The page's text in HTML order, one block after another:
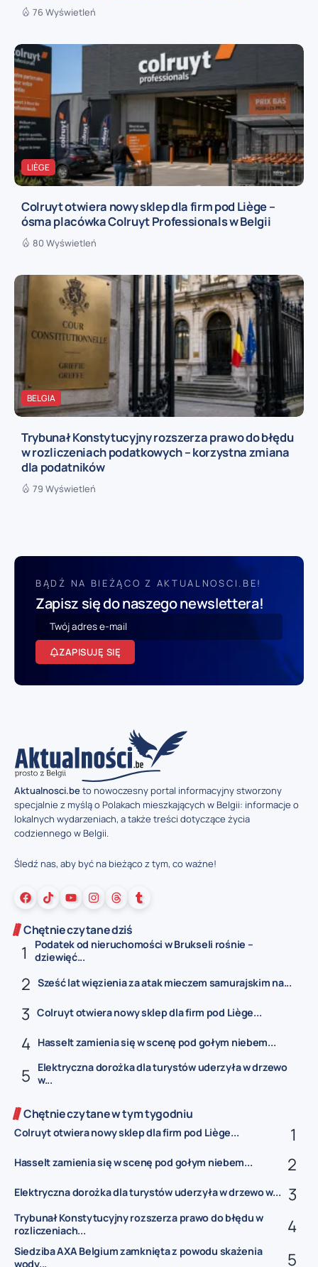
76 Wyświetleń
LIÈGE
Colruyt otwiera nowy sklep dla firm pod Liège –
ósma placówka Colruyt Professionals w Belgii
80 Wyświetleń
BELGIA
Trybunał Konstytucyjny rozszerza prawo do błędu
w rozliczeniach podatkowych – korzystna zmiana
dla podatników
79 Wyświetleń
BĄDŹ NA BIEŻĄCO Z AKTUALNOSCI.BE!
Zapisz się do naszego newslettera!
ZAPISUJĘ SIĘ
Aktualnosci.beto nowoczesny portal informacyjny stworzony
specjalnie z myślą o Polakach mieszkających w Belgii: informacje o
lokalnych wydarzeniach, a także treści dotyczące życia
codziennego w Belgii.
Śledź nas, aby być na bieżąco z tym, co ważne!
Chętnie czytane dziś
Podatek od nieruchomości w Brukseli rośnie –
dziewięć...
Sześć lat więzienia za atak mieczem samurajskim na...
Colruyt otwiera nowy sklep dla firm pod Liège...
Hasselt zamienia się w scenę pod gołym niebem...
Elektryczna dorożka dla turystów uderzyła w drzewo
w...
Chętnie czytane w tym tygodniu
Colruyt otwiera nowy sklep dla firm pod Liège...
Hasselt zamienia się w scenę pod gołym niebem...
Elektryczna dorożka dla turystów uderzyła w drzewo w...
Trybunał Konstytucyjny rozszerza prawo do błędu w
rozliczeniach...
Siedziba AXA Belgium zamknięta z powodu skażenia
wody...